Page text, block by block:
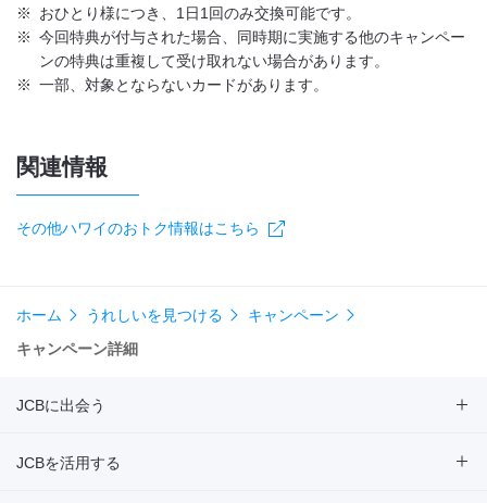
※
おひとり様につき、1日1回のみ交換可能です。
※ 今回特典が付与された場合、同時期に実施する他のキャンペー
ンの特典は重複して受け取れない場合があります。
※ 一部、対象とならないカードがあります。
関連情報
その他ハワイのおトク情報はこちら
ホーム うれしいを見つける
キャンペーン
キャンペーン詳細
JCBに出会う
JCBを活用する